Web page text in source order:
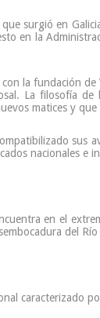
surgió en
en la
la fundación
La filosofía
matices y
sus
nacionales e
en el
del
caracterizado